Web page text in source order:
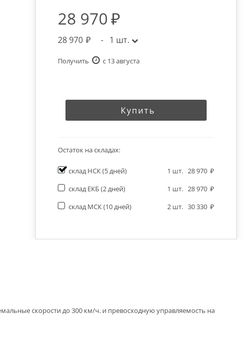
28 970
28 970 - 1 шт.
Получить c 13 августа
Купить
Остаток на складах:
склад НСК(5 дней) 1 шт. 28 970
склад ЕКБ(2 дней) 1 шт. 28 970
склад МСК(10 дней) 2 шт. 30 330
скорости до 300 км/ч. и превосходную управляемость на